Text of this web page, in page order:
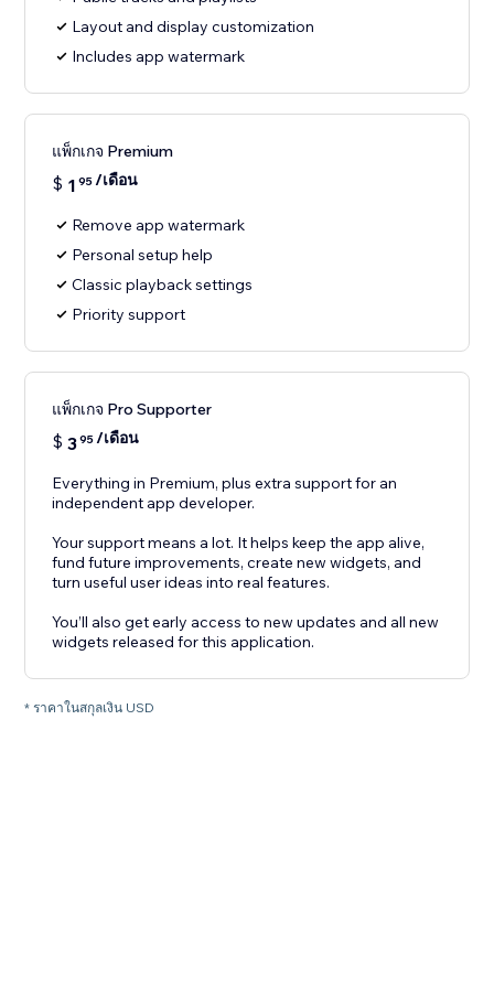
Layout and display customization
Includes app watermark
แพ็กเกจ Premium
$ 1 95/เดือน
Remove app watermark
Personal setup help
Classic playback settings
Priority support
แพ็กเกจ Pro Supporter
$ 395/เดือน
Everything in Premium, plus extra support for an
independent app developer.
Your support means a lot. It helps keep the app alive,
fund future improvements, create new widgets, and
turn useful user ideas into real features.
You’ll also get early access to new updates and all new
widgets released for this application.
* ราคาในสกุลเงิน USD